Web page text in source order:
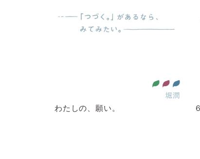
堀潤
わたしの、願い。
全ての人に健康と福祉を
住み続けられるまちづくりを
作る責任 つかう責任